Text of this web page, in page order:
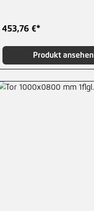
453,76 €*
Produkt ansehen